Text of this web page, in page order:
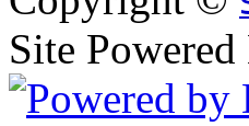
Site